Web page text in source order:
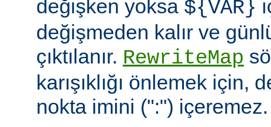
değişken yoksa ${VAR}
değişmeden kalır ve
çıktılanır. RewriteMap
karışıklığı önlemek için,
nokta imini (":") içeremez.